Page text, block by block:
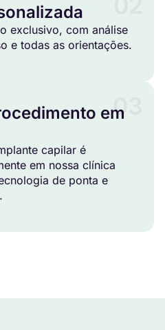
exclusivo, com análise
e todas as orientações.
03
em
capilar é
em nossa clínica
de ponta e